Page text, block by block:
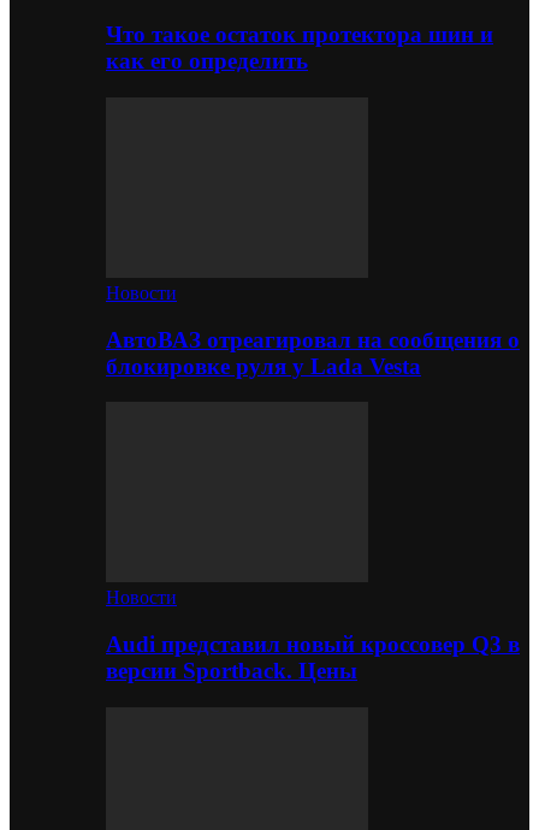
Что такое остаток протектора шин и
как его определить
Новости
АвтоВАЗ отреагировал на сообщения о
блокировке руля у Lada Vesta
Новости
Audi представил новый кроссовер Q3 в
версии Sportback. Цены